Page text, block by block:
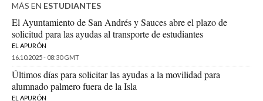
MÁS EN ESTUDIANTES
El Ayuntamiento de San Andrés y Sauces abre el plazo de
solicitud para las ayudas al transporte de estudiantes
EL APURÓN
16.10.2025 - 08:30 GMT
Últimos días para solicitar las ayudas a la movilidad para
alumnado palmero fuera de la Isla
EL APURÓN